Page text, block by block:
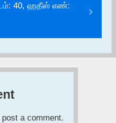
40, ஹதீஸ் எண்:
post a comment.